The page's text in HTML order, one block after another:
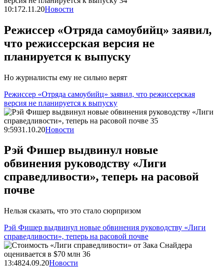
10:172.11.20Новости
Режиссер «Отряда самоубийц» заявил,
что режиссерская версия не
планируется к выпуску
Но журналисты ему не сильно верят
Режиссер «Отряда самоубийц» заявил, что режиссерская
версия не планируется к выпуску
9:5931.10.20Новости
Рэй Фишер выдвинул новые
обвинения руководству «Лиги
справедливости», теперь на расовой
почве
Нельзя сказать, что это стало сюрпризом
Рэй Фишер выдвинул новые обвинения руководству «Лиги
справедливости», теперь на расовой почве
13:4824.09.20Новости